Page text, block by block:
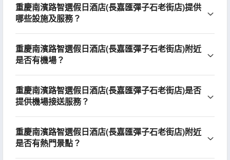
重慶南濱路智選假日酒店(長嘉匯彈子石老街店)提供
哪些設施及服務？
重慶南濱路智選假日酒店(長嘉匯彈子石老街店)附近
是否有機場？
重慶南濱路智選假日酒店(長嘉匯彈子石老街店)是否
提供機場接送服務？
重慶南濱路智選假日酒店(長嘉匯彈子石老街店)附近
是否有熱門景點？